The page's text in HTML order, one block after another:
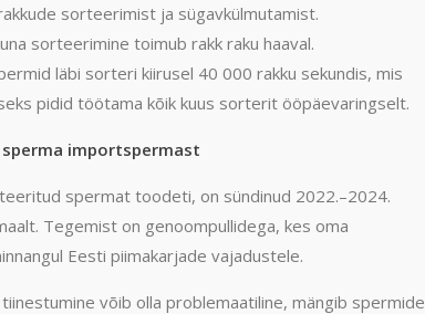
sorteerimist ja sügavkülmutamist.
sorteerimine toimub rakk raku haaval.
läbi sorteri kiirusel 40 000 rakku sekundis, mis
pidid töötama kõik kuus sorterit ööpäevaringselt.
importspermast
spermat toodeti, on sündinud 2022.–2024.
Tegemist on genoompullidega, kes oma
Eesti piimakarjade vajadustele.
võib olla problemaatiline, mängib spermide